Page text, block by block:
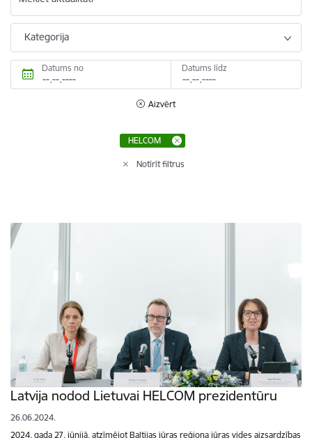
Kategorija
Datums no Datums līdz
Aizvērt
HELCOM
Notīrīt filtrus
Latvija nodod Lietuvai HELCOM prezidentūru
26.06.2024.
2024. gada 27. jūnijā, atzīmējot Baltijas jūras reģiona jūras vides aizsardzības